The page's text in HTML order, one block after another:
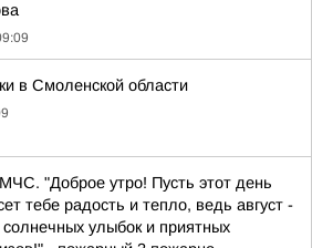
в Смоленской области
"Доброе утро! Пусть этот день
тебе радость и тепло, ведь август -
улыбок и приятных